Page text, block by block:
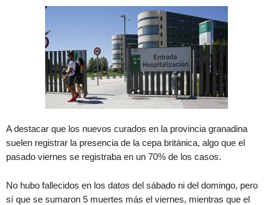
A destacar que los nuevos curados en la provincia granadina
suelen registrar la presencia de la cepa británica, algo que el
pasado viernes se registraba en un 70% de los casos.
No hubo fallecidos en los datos del sábado ni del domingo, pero
sí que se sumaron 5 muertes más el viernes, mientras que el